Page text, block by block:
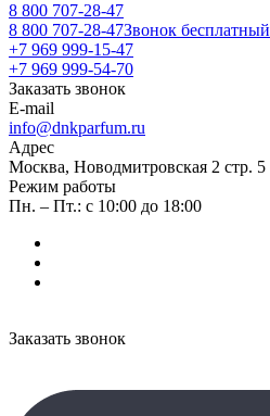
8 800 707-28-47
8 800 707-28-47Звонок бесплатный
+7 969 999-15-47
+7 969 999-54-70
Заказать звонок
E-mail
info@dnkparfum.ru
Адрес
Москва, Новодмитровская 2 стр. 5
Режим работы
Пн. – Пт.: с 10:00 до 18:00
Заказать звонок